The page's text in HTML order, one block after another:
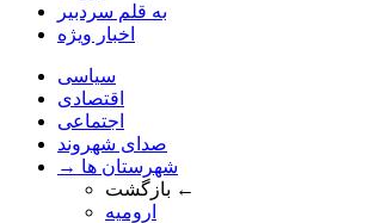
به قلم سردبیر
اخبار ویژه
سیاسی
اقتصادی
اجتماعی
صدای شهروند
→ شهرستان ها
بازگشت ←
ارومیه